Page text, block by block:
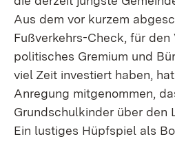
Aus dem vor kurzem
Fußverkehrs-Check, für den
politisches Gremium und
viel Zeit investiert haben,
Anregung mitgenommen,
Grundschulkinder über den
Ein lustiges Hüpfspiel als